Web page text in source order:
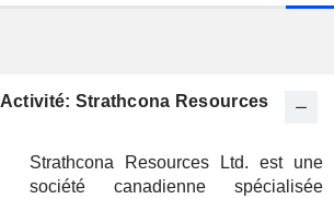
Strathcona Resources
Strathcona Resources Ltd. est une
société canadienne spécialisée